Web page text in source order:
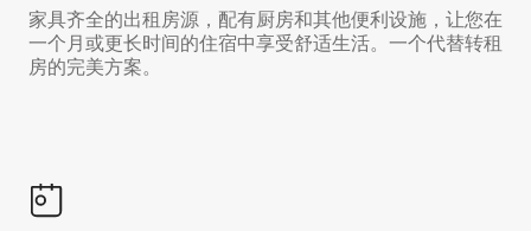
家具齐全的出租房源，配有厨房和其他便利设施，让您在
一个月或更长时间的住宿中享受舒适生活。一个代替转租
房的完美方案。